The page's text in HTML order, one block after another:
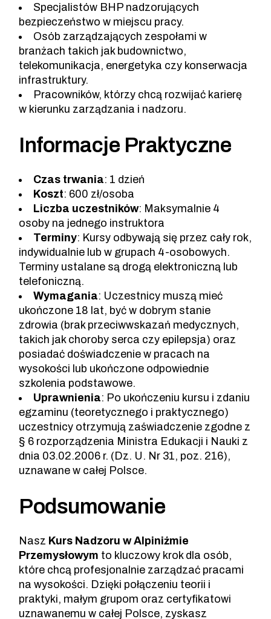
Specjalistów BHP nadzorujących
bezpieczeństwo w miejscu pracy.
Osób zarządzających zespołami w
branżach takich jak budownictwo,
telekomunikacja, energetyka czy konserwacja
infrastruktury.
Pracowników, którzy chcą rozwijać karierę
w kierunku zarządzania i nadzoru.
Informacje Praktyczne
Czas trwania: 1 dzień
Koszt: 600 zł/osoba
Liczba uczestników: Maksymalnie 4
osoby na jednego instruktora
Terminy: Kursy odbywają się przez cały rok,
indywidualnie lub w grupach 4-osobowych.
Terminy ustalane są drogą elektroniczną lub
telefoniczną.
Wymagania: Uczestnicy muszą mieć
ukończone 18 lat, być w dobrym stanie
zdrowia (brak przeciwwskazań medycznych,
takich jak choroby serca czy epilepsja) oraz
posiadać doświadczenie w pracach na
wysokości lub ukończone odpowiednie
szkolenia podstawowe.
Uprawnienia: Po ukończeniu kursu i zdaniu
egzaminu (teoretycznego i praktycznego)
uczestnicy otrzymują zaświadczenie zgodne z
§ 6 rozporządzenia Ministra Edukacji i Nauki z
dnia 03.02.2006 r. (Dz. U. Nr 31, poz. 216),
uznawane w całej Polsce.
Podsumowanie
Nasz Kurs Nadzoru w Alpiniźmie
Przemysłowym to kluczowy krok dla osób,
które chcą profesjonalnie zarządzać pracami
na wysokości. Dzięki połączeniu teorii i
praktyki, małym grupom oraz certyfikatowi
uznawanemu w całej Polsce, zyskasz